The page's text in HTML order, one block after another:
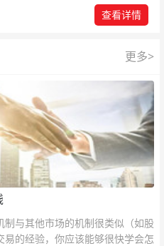
查看详情
更多>
与其他市场的机制很类似（如股
的经验，你应该能够很快学会怎